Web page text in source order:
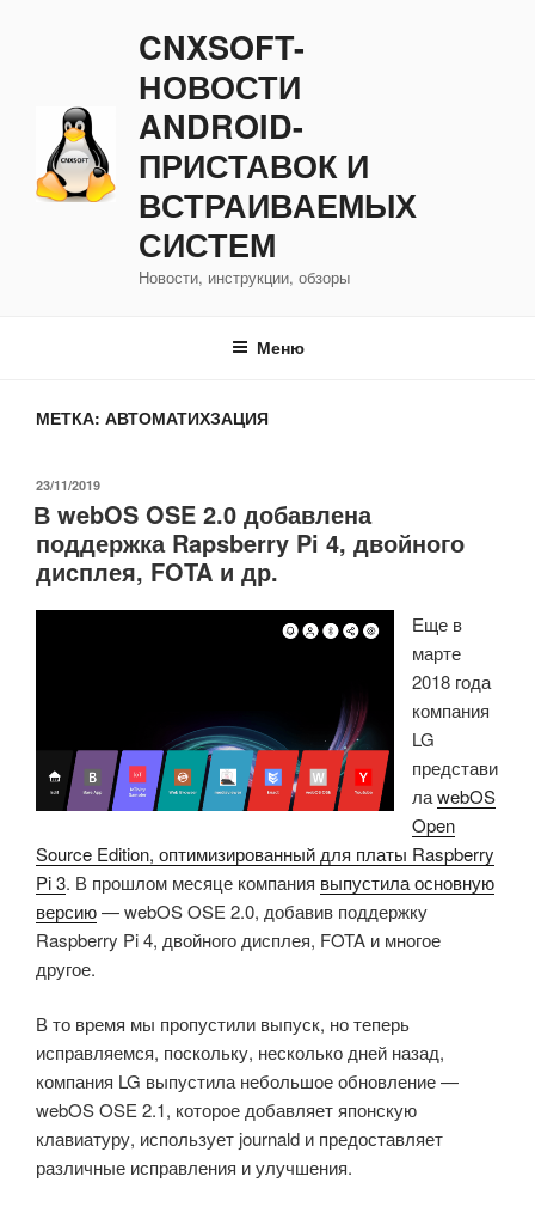
CNXSOFT-
НОВОСТИ
ANDROID-
ПРИСТАВОК И
ВСТРАИВАЕМЫХ
СИСТЕМ
Новости, инструкции, обзоры
Меню
МЕТКА: АВТОМАТИХЗАЦИЯ
ОПУБЛИКОВАНО
23/11/2019
В webOS OSE 2.0 добавлена ​​
поддержка Rapsberry Pi 4, двойного
дисплея, FOTA и др.
Еще в
марте
2018 года
компания
LG
представи
лаwebOS
Open
Source Edition, оптимизированный для платы Raspberry
Pi 3. В прошлом месяце компания выпустила основную
версию— webOS OSE 2.0, добавив поддержку
Raspberry Pi 4, двойного дисплея, FOTA и многое
другое.
В то время мы пропустили выпуск, но теперь
исправляемся, поскольку, несколько дней назад,
компания LG выпустила небольшое обновление —
webOS OSE 2.1, которое добавляет японскую
клавиатуру, использует journald и предоставляет
различные исправления и улучшения.